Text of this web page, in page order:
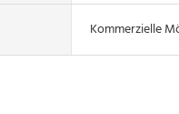
Kommerzielle